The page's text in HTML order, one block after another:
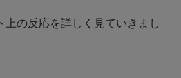
上の反応を詳しく見ていきまし